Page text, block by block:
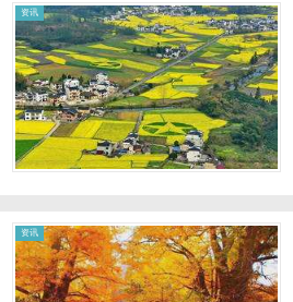
资讯
资讯